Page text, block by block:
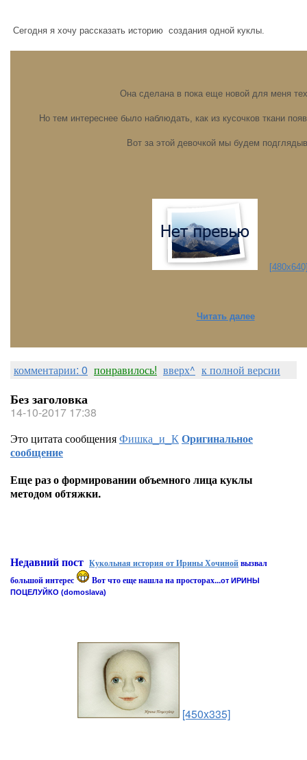
Сегодня я хочу рассказать историю создания одной куклы.
Она сделана в пока еще новой для меня
Но тем интереснее было наблюдать, как из кусочков ткани
Вот за этой девочкой мы будем
Читать далее
комментарии: 0 понравилось! вверх^ к полной версии
Без заголовка
14-10-2017 17:38
Это цитата сообщенияФишка_и_КОригинальное
сообщение
Еще раз о формировании объемного лица куклы
методом обтяжки.
Недавний пост Кукольная история от Ирины Хочинойвызвал
большой интерес
Вот что еще нашла на просторах...от ИРИНЫ
ПОЦЕЛУЙКО (domoslava)
[450x335]